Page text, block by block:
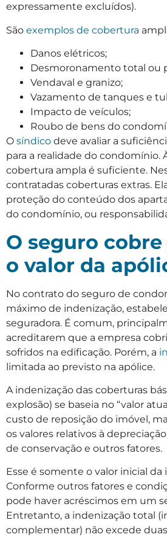
expressamente excluídos).
São exemplos de cobertura
Danos elétricos;
Desmoronamento total ou
Vendaval e granizo;
Vazamento de tanques e
Impacto de veículos;
Roubo de bens do
O síndico deve avaliar a
para a realidade do condomínio.
cobertura ampla é suficiente.
contratadas coberturas extras.
proteção do conteúdo dos
do condomínio, ou
O seguro
o valor da
No contrato do seguro de
máximo de indenização,
seguradora. É comum,
acreditarem que a empresa
sofridos na edificação. Porém, a
limitada ao previsto na apólice.
A indenização das coberturas
explosão) se baseia no “valor
custo de reposição do imóvel,
os valores relativos à
de conservação e outros fatores.
Esse é somente o valor inicial da
Conforme outros fatores e
pode haver acréscimos em um
Entretanto, a indenização total
complementar) não excede duas